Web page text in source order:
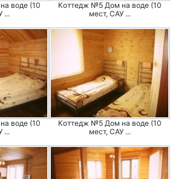
воде (10
...
Коттедж №5 Дом на воде (10
мест, САУ ...
воде (10
...
Коттедж №5 Дом на воде (10
мест, САУ ...